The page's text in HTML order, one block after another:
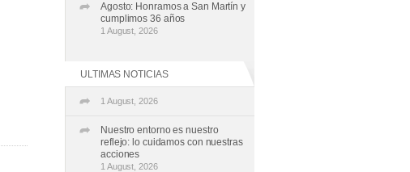
Agosto: Honramos a San Martín y
cumplimos 36 años
1 August, 2026
ULTIMAS NOTICIAS
1 August, 2026
Nuestro entorno es nuestro
reflejo: lo cuidamos con nuestras
acciones
1 August, 2026